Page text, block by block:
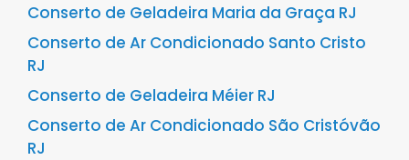
Conserto de Geladeira Maria da Graça RJ
Conserto de Ar Condicionado Santo Cristo
RJ
Conserto de Geladeira Méier RJ
Conserto de Ar Condicionado São Cristóvão
RJ